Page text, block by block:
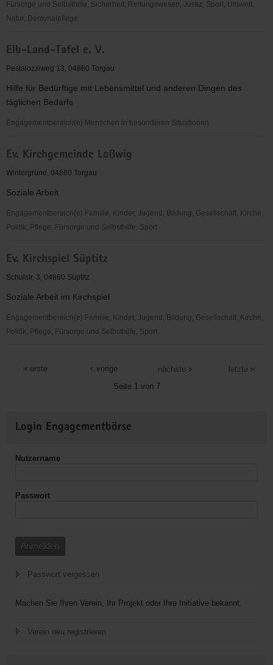
Fürsorge und Selbsthilfe, Sicherheit, Rettungswesen, Justiz, Sport, Umwelt,
Natur, Denkmalpflege
Verband
für
und
Jugendarbeit
Sachsen-
e.V.
Torgau
Elb-Land-Tafel e. V.
Pestalozziweg 13, 04860 Torgau
Hilfe für Bedürftige mit Lebensmittel und anderen Dingen des
täglichen Bedarfs
Engagementbereich(e) Menschen in besonderen Situationen
Land-
Tafel
V.
Ev. Kirchgemeinde Loßwig
Wintergrüne, 04860 Torgau
Soziale Arbeit
Engagementbereich(e) Familie, Kinder, Jugend, Bildung, Gesellschaft, Kirche,
Politik, Pflege, Fürsorge und Selbsthilfe, Sport
Kirchgemeinde
Loßwig
Ev. Kirchspiel Süptitz
Schulstr. 3, 04860 Süptitz
Soziale Arbeit im Kirchspiel
Engagementbereich(e) Familie, Kinder, Jugend, Bildung, Gesellschaft, Kirche,
Politik, Pflege, Fürsorge und Selbsthilfe, Sport
Kirchspiel
erste
vorige
Seite 1 von 7
nächste letzte
Informationen
Login Engagementbörse
Nutzername
Passwort
Anmelden
Passwort vergessen
Machen Sie Ihren Verein, Ihr Projekt oder Ihre Initiative bekannt.
Verein neu registrieren